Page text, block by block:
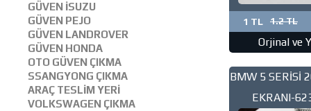
GÜVEN İSUZU
GÜVEN PEJO
GÜVEN LANDROVER
GÜVEN HONDA
OTO GÜVEN ÇIKMA
SSANGYONG ÇIKMA
ARAÇ TESLİM YERİ
VOLKSWAGEN ÇIKMA
1 TL 1.2 TL
Orjinal ve
BMW 5 SERİSİ
EKRANI-